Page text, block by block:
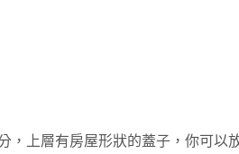
，上層有房屋形狀的蓋子，你可以